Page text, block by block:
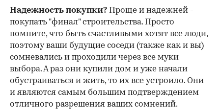
Надежность покупки? Проще и надежней -
покупать "финал" строительства. Просто
помните, что быть счастливыми хотят все люди,
поэтому ваши будущие соседи (также как и вы)
сомневались и проходили через все муки
выбора. А раз они купили дом и уже начали
обустраиваться и жить, то их все устроило. Они
и являются самым большим подтверждением
отличного разрешения ваших сомнений.